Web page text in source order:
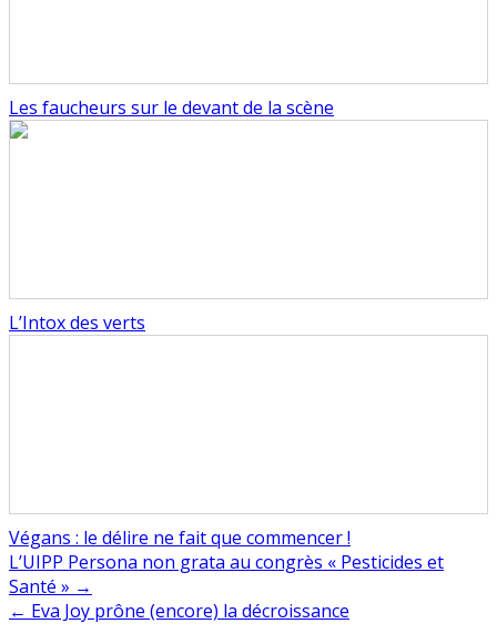
Les faucheurs sur le devant de la scène
L’Intox des verts
Végans : le délire ne fait que commencer !
Navigation
de
L’UIPP Persona non grata au congrès « Pesticides et
Santé » →
← Eva Joy prône (encore) la décroissance